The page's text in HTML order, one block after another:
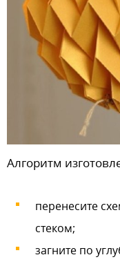
Алгоритм
перенесите
стеком;
загните по